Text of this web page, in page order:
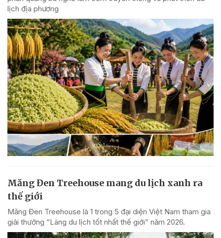
lịch địa phương
Măng Đen Treehouse mang du lịch xanh ra
thế giới
Măng Đen Treehouse là 1 trong 5 đại diện Việt Nam tham gia
giải thưởng “Làng du lịch tốt nhất thế giới” năm 2026.